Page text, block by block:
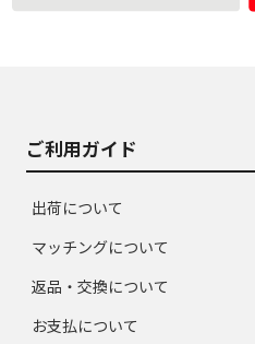
ご利用ガイド
出荷について
マッチングについて
返品・交換について
お支払について